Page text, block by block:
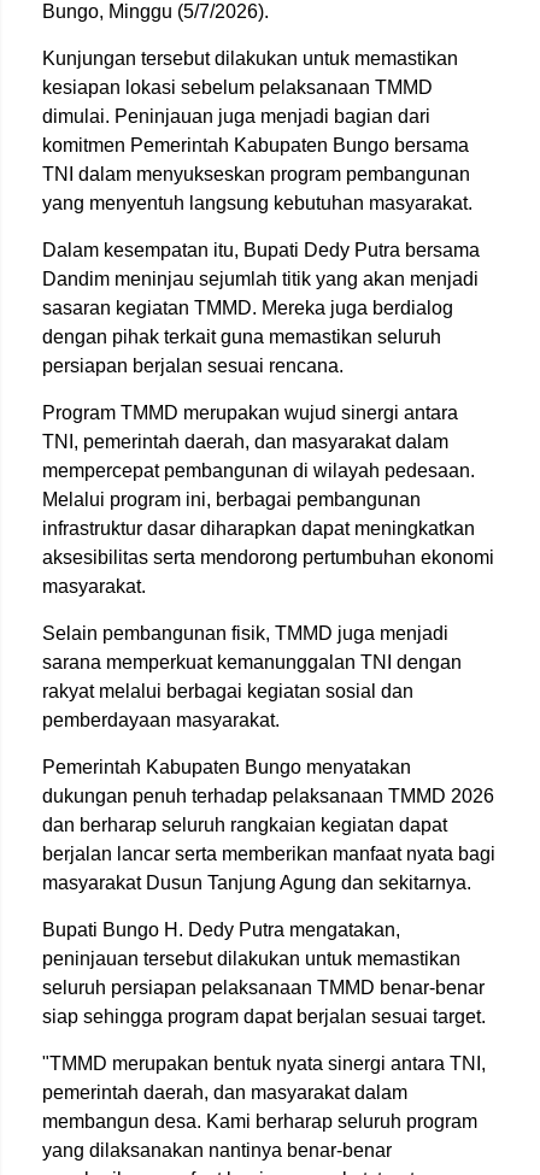
Bungo, Minggu (5/7/2026).
Kunjungan tersebut dilakukan untuk memastikan
kesiapan lokasi sebelum pelaksanaan TMMD
dimulai. Peninjauan juga menjadi bagian dari
komitmen Pemerintah Kabupaten Bungo bersama
TNI dalam menyukseskan program pembangunan
yang menyentuh langsung kebutuhan masyarakat.
Dalam kesempatan itu, Bupati Dedy Putra bersama
Dandim meninjau sejumlah titik yang akan menjadi
sasaran kegiatan TMMD. Mereka juga berdialog
dengan pihak terkait guna memastikan seluruh
persiapan berjalan sesuai rencana.
Program TMMD merupakan wujud sinergi antara
TNI, pemerintah daerah, dan masyarakat dalam
mempercepat pembangunan di wilayah pedesaan.
Melalui program ini, berbagai pembangunan
infrastruktur dasar diharapkan dapat meningkatkan
aksesibilitas serta mendorong pertumbuhan ekonomi
masyarakat.
Selain pembangunan fisik, TMMD juga menjadi
sarana memperkuat kemanunggalan TNI dengan
rakyat melalui berbagai kegiatan sosial dan
pemberdayaan masyarakat.
Pemerintah Kabupaten Bungo menyatakan
dukungan penuh terhadap pelaksanaan TMMD 2026
dan berharap seluruh rangkaian kegiatan dapat
berjalan lancar serta memberikan manfaat nyata bagi
masyarakat Dusun Tanjung Agung dan sekitarnya.
Bupati Bungo H. Dedy Putra mengatakan,
peninjauan tersebut dilakukan untuk memastikan
seluruh persiapan pelaksanaan TMMD benar-benar
siap sehingga program dapat berjalan sesuai target.
"TMMD merupakan bentuk nyata sinergi antara TNI,
pemerintah daerah, dan masyarakat dalam
membangun desa. Kami berharap seluruh program
yang dilaksanakan nantinya benar-benar